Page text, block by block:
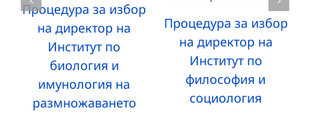
Процедура за избор
на директор на
Институт по
биология и
имунология на
размножаването
Процедура за избор
на директор на
Институт по
философия и
социология